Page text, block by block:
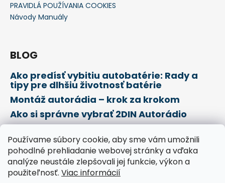
Používame súbory cookie, aby sme vám umožnili
pohodlné prehliadanie webovej stránky a vďaka
analýze neustále zlepšovali jej funkcie, výkon a
použiteľnosť. Viac informácií
PRAVIDLÁ POUŽÍVANIA COOKIES
Návody Manuály
BLOG
Ako predísť vybitiu autobatérie: Rady a
tipy pre dlhšiu životnosť batérie
Montáž autorádia – krok za krokom
Ako si správne vybrať 2DIN Autorádio
Prijímame online platby